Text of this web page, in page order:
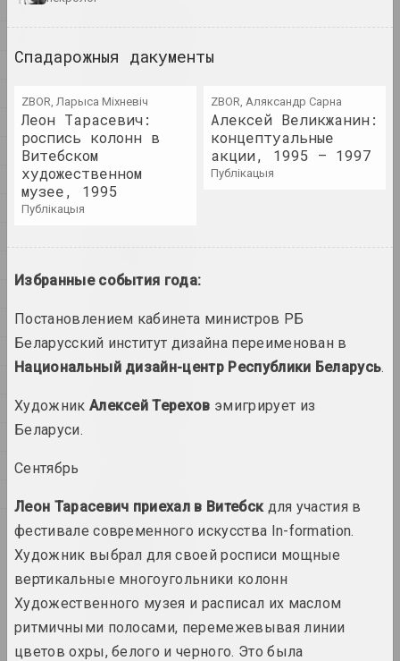
1
А
Б
В
Г
Д
І
П
Р
Т
У
Ф
Э
1 1902 год
1918 год
вынікі года
1919 год
1921 год
вынікі года
1922 год
вынікі года
1924 год
вынікі года
Спадарожныя дакументы
ZBOR, Ларыса Міхневіч
Леон Тарасевич:
роспись колонн в
Витебском
художественном
музее, 1995
публікацыя
ZBOR, Аляксандр Сарна
Алексей Великжанин:
концептуальные
акции, 1995 – 1997
публікацыя
Избранные события года:
Постановлением кабинета министров РБ
Беларусский институт дизайна переименован в
Национальный дизайн-центр Республики Беларусь.
Художник Алексей Терехов эмигрирует из
Беларуси.
Сентябрь
Леон Тарасевич приехал в Витебскдля участия в
фестивале современного искусства In-formation.
Художник выбрал для своей росписи мощные
вертикальные многоугольники колонн
Художественного музея и расписал их маслом
ритмичными полосами, перемежевывая линии
цветов охры, белого и черного. Это была